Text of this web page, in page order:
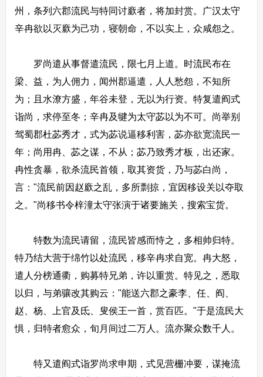
州，条列六郡流民与特同讨廞者，将加封赏。广汉太守
辛冉欲以灭廞为己功，寝朝命，不以实上，众咸怨之。
罗尚遣从事督遣流民，限七月上道。时流民布在
梁、益，为人佣力，闻州郡逼遣，人人愁怨，不知所
为；且水潦方盛，年谷未登，无以为行资。特复遣阎式
诣尚，求停至冬；辛冉及犍为太守苾以为不可。尚举别
驾蜀郡杜苾秀才，式为苾说逼移利害，苾亦欲宽流民一
年；尚用冉、苾之谋，不从；苾乃致秀才板，出还家。
冉性贪暴，欲杀流民首领，取其资货，乃与苾白尚，
言："流民前因赵廞之乱，多所剽掠，宜因移设关以夺取
之。"尚移书令梓潼太守张演于诸要施关，搜索宝货。
特数为流民请留，流民皆感而恃之，多相帅归特。
特乃结大营于绵竹以处流民，移辛冉求自宽。冉大怒，
遣人分榜通衢，购募特兄弟，许以重赏。特见之，悉取
以归，与弟骧改其购云："能送六郡之豪李、任、阎、
赵、杨、上官及氐、叟侯王一首，赏百匹。"于是流民大
惧，归特者愈众，旬月间过二万人。流亦聚众数千人。
特又遣阎式诣罗尚求申期，式见营栅冲要，谋掩流